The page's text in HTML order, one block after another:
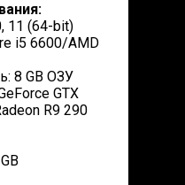
11 (64-bit)
i5 6600/AMD
8 GB ОЗУ
GTX
R9 290